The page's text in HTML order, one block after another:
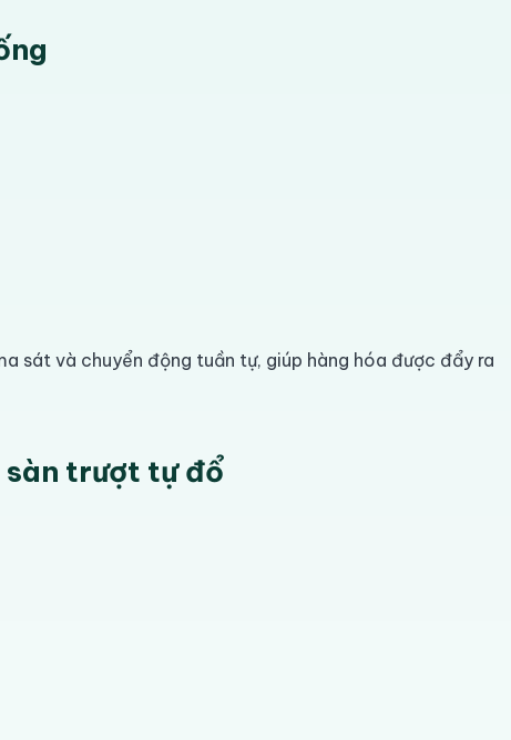
sát và chuyển động tuần tự, giúp hàng hóa được đẩy ra
sàn trượt tự đổ